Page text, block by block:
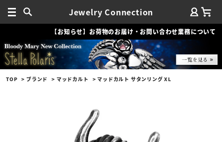
Jewelry Connection
【お知らせ】お荷物のお届け・お問い合わせ業務について
TOP ブランド マッドカルト マッドカルト サタンリング XL